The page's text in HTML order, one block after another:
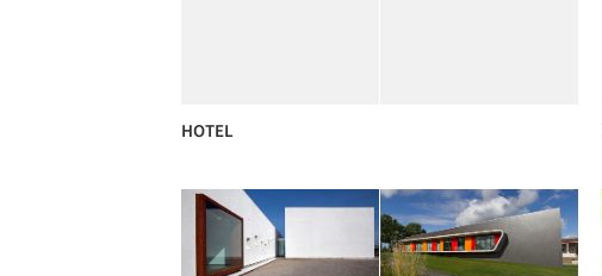
HOTEL